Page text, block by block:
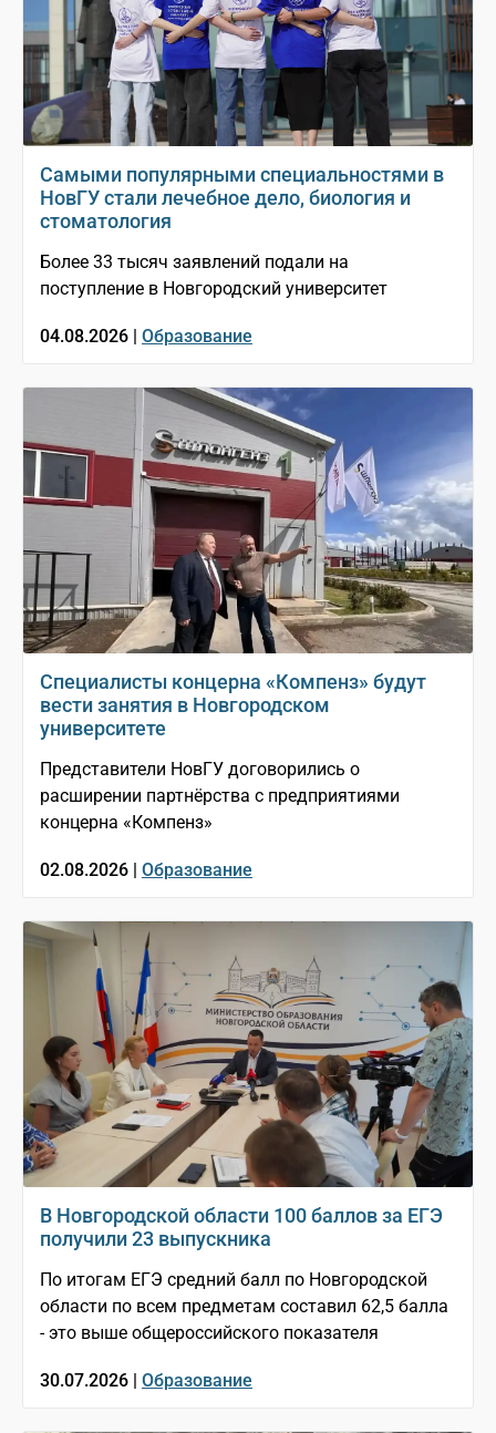
Самыми популярными специальностями в
НовГУ стали лечебное дело, биология и
стоматология
Более 33 тысяч заявлений подали на
поступление в Новгородский университет
04.08.2026 | Образование
Специалисты концерна «Компенз» будут
вести занятия в Новгородском
университете
Представители НовГУ договорились о
расширении партнёрства с предприятиями
концерна «Компенз»
02.08.2026 | Образование
В Новгородской области 100 баллов за ЕГЭ
получили 23 выпускника
По итогам ЕГЭ средний балл по Новгородской
области по всем предметам составил 62,5 балла
- это выше общероссийского показателя
30.07.2026 | Образование